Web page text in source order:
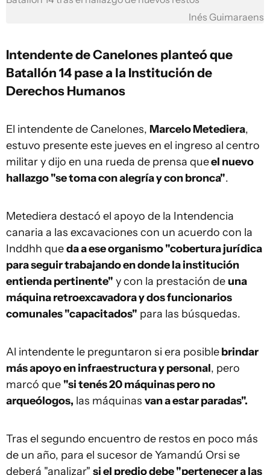
Inés Guimaraens
Intendente de Canelones planteó que
Batallón 14 pase a la Institución de
Derechos Humanos
El intendente de Canelones, Marcelo Metediera,
estuvo presente este jueves en el ingreso al centro
militar y dijo en una rueda de prensa queel nuevo
hallazgo "se toma con alegría y con bronca".
Metediera destacó el apoyo de la Intendencia
canaria a las excavaciones con un acuerdo con la
Inddhh queda a ese organismo "cobertura jurídica
para seguir trabajando en donde la institución
entienda pertinente" y con la prestación de una
máquina retroexcavadora y dos funcionarios
comunales "capacitados" para las búsquedas.
Al intendente le preguntaron si era posiblebrindar
más apoyo en infraestructura y personal, pero
marcó que "si tenés 20 máquinas pero no
arqueólogos, las máquinas van a estar paradas".
Tras el segundo encuentro de restos en poco más
de un año, para el sucesor de Yamandú Orsi se
deberá "analizar" si el predio debe "pertenecer a las